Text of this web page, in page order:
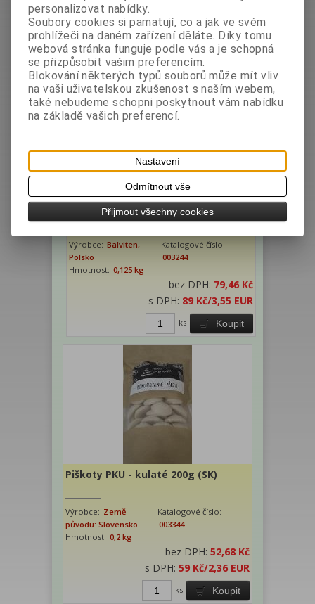
Hmotnost:0,125 kg
bez DPH: 120,54 Kč
s DPH:135 Kč/5,39 EUR
Koupit
ks
Piškoty PKU - kulaté 125g (BV)
Výrobce: Balviten,
Polsko
Katalogové číslo:
003244
Hmotnost: 0,125 kg
bez DPH: 79,46 Kč
s DPH: 89 Kč/3,55 EUR
Koupit
ks
Piškoty PKU - kulaté 200g (SK)
Výrobce: Země
původu: Slovensko
Katalogové číslo:
003344
Hmotnost: 0,2 kg
bez DPH: 52,68 Kč
s DPH: 59 Kč/2,36 EUR
Koupit
ks
personalizovat nabídky.
Soubory cookies si pamatují, co a jak ve svém
prohlížeči na daném zařízení děláte. Díky tomu
webová stránka funguje podle vás a je schopná
se přizpůsobit vašim preferencím.
Blokování některých typů souborů může mít vliv
na vaši uživatelskou zkušenost s naším webem,
také nebudeme schopni poskytnout vám nabídku
na základě vašich preferencí.
Nastavení
Odmítnout vše
Přijmout všechny cookies